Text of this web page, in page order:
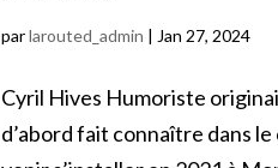
parlarouted_admin | Jan 27, 2024
Cyril Hives Humoriste
d’abord fait connaître dans